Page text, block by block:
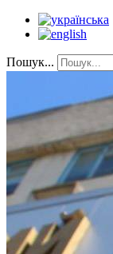
Пошук...